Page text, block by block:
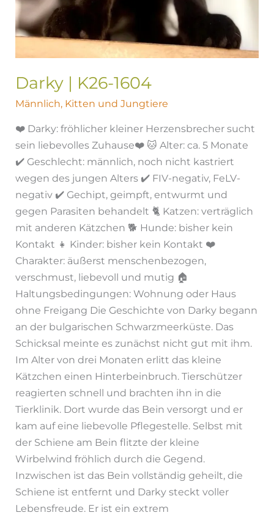
Darky | K26-1604
Männlich, Kitten und Jungtiere
❤️ Darky: fröhlicher kleiner Herzensbrecher sucht
sein liebevolles Zuhause❤️ 🐱 Alter: ca. 5 Monate
✔️ Geschlecht: männlich, noch nicht kastriert
wegen des jungen Alters ✔️ FIV-negativ, FeLV-
negativ ✔️ Gechipt, geimpft, entwurmt und
gegen Parasiten behandelt 🐈 Katzen: verträglich
mit anderen Kätzchen 🐕 Hunde: bisher kein
Kontakt 👧 Kinder: bisher kein Kontakt ❤️
Charakter: äußerst menschenbezogen,
verschmust, liebevoll und mutig 🏠
Haltungsbedingungen: Wohnung oder Haus
ohne Freigang Die Geschichte von Darky begann
an der bulgarischen Schwarzmeerküste. Das
Schicksal meinte es zunächst nicht gut mit ihm.
Im Alter von drei Monaten erlitt das kleine
Kätzchen einen Hinterbeinbruch. Tierschützer
reagierten schnell und brachten ihn in die
Tierklinik. Dort wurde das Bein versorgt und er
kam auf eine liebevolle Pflegestelle. Selbst mit
der Schiene am Bein flitzte der kleine
Wirbelwind fröhlich durch die Gegend.
Inzwischen ist das Bein vollständig geheilt, die
Schiene ist entfernt und Darky steckt voller
Lebensfreude. Er ist ein extrem